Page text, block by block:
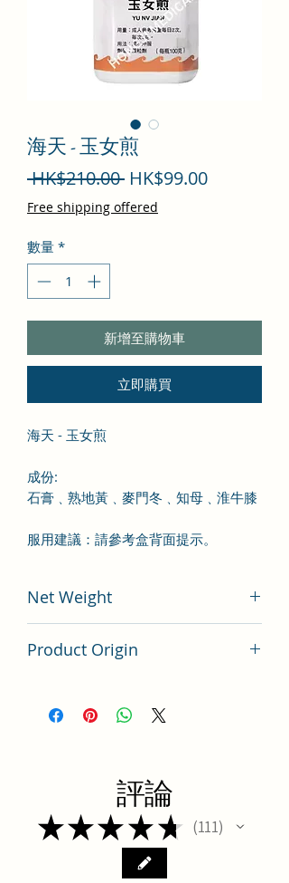
海天 - 玉女煎
HK$210.00 一
般
HK$99.00促
Free shipping offered
數量 *
新增至購物車
立即購買
海天 - 玉女煎
成份:
石膏 ﹑熟地黃 ﹑麥門冬 ﹑知母 ﹑淮牛膝
服用建議：請參考盒背面提示。
Net Weight
Product Origin
評論
★★★★★ 111
111